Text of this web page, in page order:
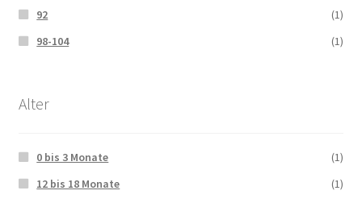
92
(1)
98-104
(1)
Alter
0 bis 3 Monate
(1)
12 bis 18 Monate
(1)